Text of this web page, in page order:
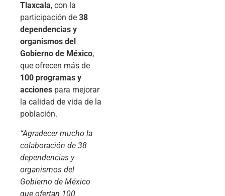
Tlaxcala, con la
participación de 38
dependencias y
organismos del
Gobierno de México,
que ofrecen más de
100 programas y
acciones para mejorar
la calidad de vida de la
población.
“Agradecer mucho la
colaboración de 38
dependencias y
organismos del
Gobierno de México
que ofertan 100